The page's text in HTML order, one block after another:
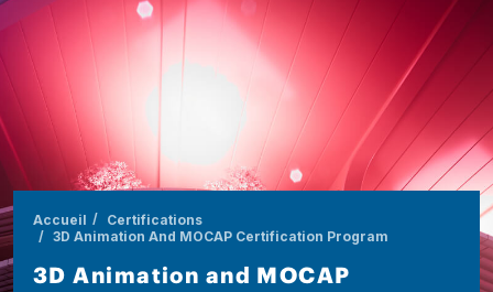
Fil d'Ariane
Accueil
Certifications
3D Animation And MOCAP Certification Program
3D Animation and MOCAP